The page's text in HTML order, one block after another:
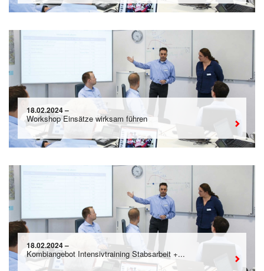
18.02.2024 –
Workshop Einsätze wirksam führen
18.02.2024 –
Kombiangebot Intensivtraining Stabsarbeit +...